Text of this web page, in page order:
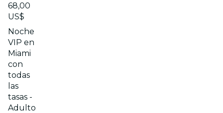
68,00
US$
Noche
VIP en
Miami
con
todas
las
tasas -
Adulto